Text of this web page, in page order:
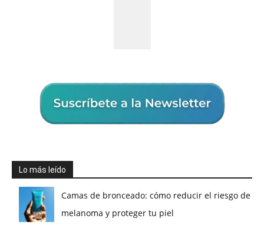
Lo más leído
Camas de bronceado: cómo reducir el riesgo de
melanoma y proteger tu piel